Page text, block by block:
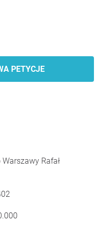
PETYCJE
Rafał